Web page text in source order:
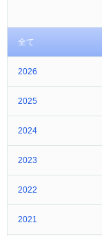
全て
2026
2025
2024
2023
2022
2021